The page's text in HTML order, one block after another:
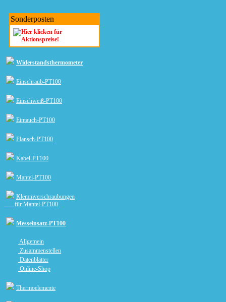
Sonderposten
Widerstandsthermometer
Einschraub-PT100
Einschweiß-PT100
Eintauch-PT100
Flansch-PT100
Kabel-PT100
Mantel-PT100
Klemmverschraubungen
für Mantel-PT100
Messeinsatz-PT100
Allgemein
Zusammenstellen
Datenblätter
Online-Shop
Thermoelemente